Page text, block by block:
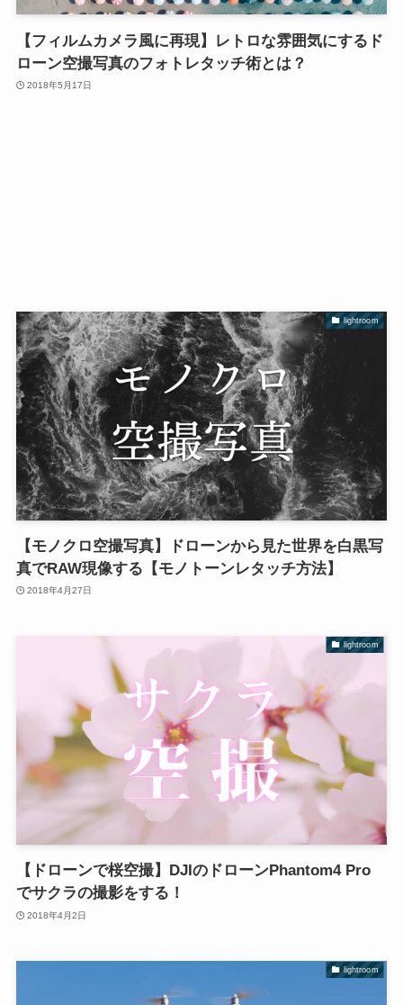
【フィルムカメラ風に再現】レトロな雰囲気にするド
ローン空撮写真のフォトレタッチ術とは？
2018年5月17日
lightroom
【モノクロ空撮写真】ドローンから見た世界を白黒写
真でRAW現像する【モノトーンレタッチ方法】
2018年4月27日
lightroom
【ドローンで桜空撮】DJIのドローンPhantom4 Pro
でサクラの撮影をする！
2018年4月2日
lightroom